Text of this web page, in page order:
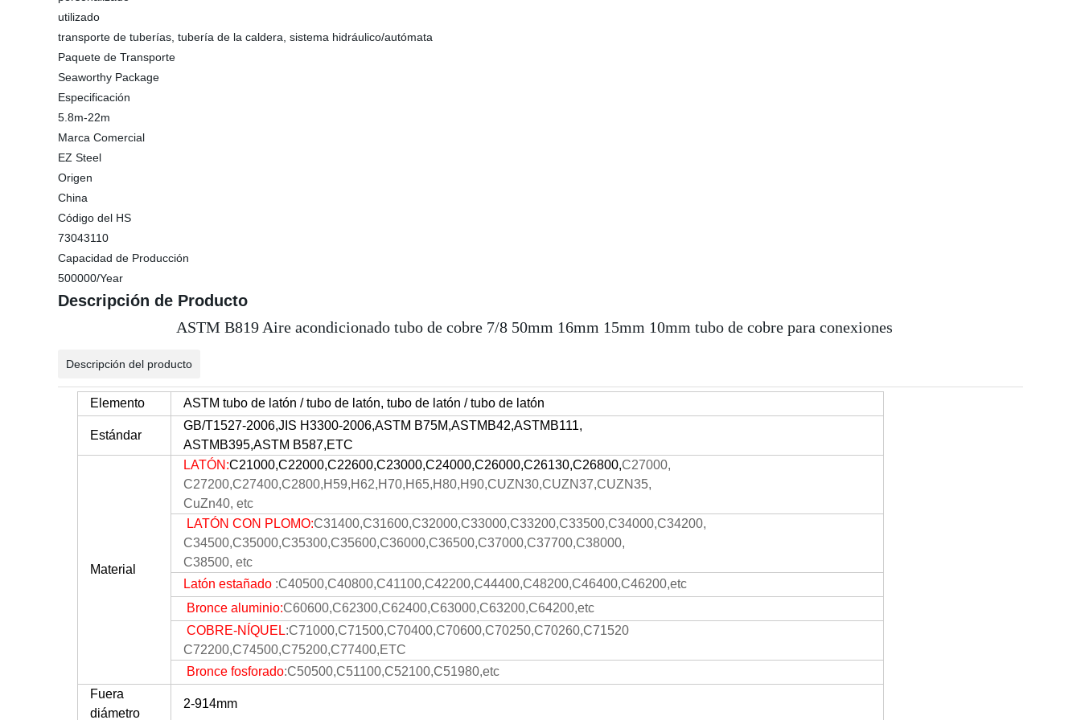
utilizado
transporte de tuberías, tubería de la caldera, sistema hidráulico/autómata
Paquete de Transporte
Seaworthy Package
Especificación
5.8m-22m
Marca Comercial
EZ Steel
Origen
China
Código del HS
73043110
Capacidad de Producción
500000/Year
Descripción de Producto
ASTM B819 Aire acondicionado tubo de cobre 7/8 50mm 16mm 15mm 10mm tubo de cobre para conexiones
Descripción del producto
Elemento ASTM tubo de latón / tubo de latón, tubo de latón / tubo de latón
Estándar
GB/T1527-2006,JIS H3300-2006,ASTM B75M,ASTMB42,ASTMB111,
ASTMB395,ASTM B587,ETC
Material
LATÓN:C21000,C22000,C22600,C23000,C24000,C26000,C26130,C26800,C27000,
C27200,C27400,C2800,H59,H62,H70,H65,H80,H90,CUZN30,CUZN37,CUZN35,
CuZn40, etc
LATÓN CON PLOMO:C31400,C31600,C32000,C33000,C33200,C33500,C34000,C34200,
C34500,C35000,C35300,C35600,C36000,C36500,C37000,C37700,C38000,
C38500, etc
Latón estañado :C40500,C40800,C41100,C42200,C44400,C48200,C46400,C46200,etc
Bronce aluminio:C60600,C62300,C62400,C63000,C63200,C64200,etc
COBRE-NÍQUEL:C71000,C71500,C70400,C70600,C70250,C70260,C71520
C72200,C74500,C75200,C77400,ETC
Bronce fosforado:C50500,C51100,C52100,C51980,etc
Fuera
diámetro
2-914mm